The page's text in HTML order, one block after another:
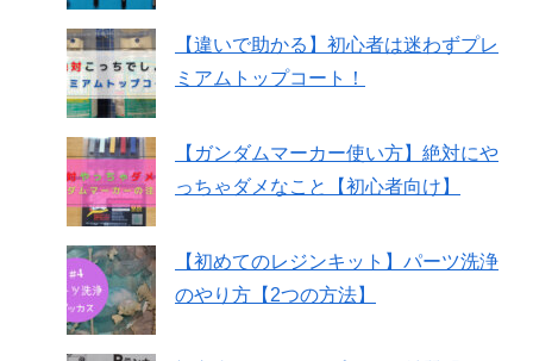
【違いで助かる】初心者は迷わずプレ
ミアムトップコート！
【ガンダムマーカー使い方】絶対にや
っちゃダメなこと【初心者向け】
【初めてのレジンキット】パーツ洗浄
のやり方【2つの方法】